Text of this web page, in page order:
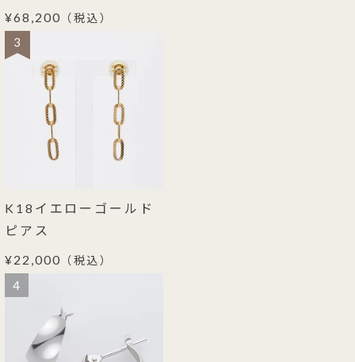
¥68,200 （税込）
3
K18イエローゴールド
ピアス
¥22,000 （税込）
4